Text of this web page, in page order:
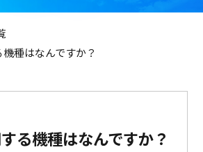
種はなんですか？
る機種はなんですか？